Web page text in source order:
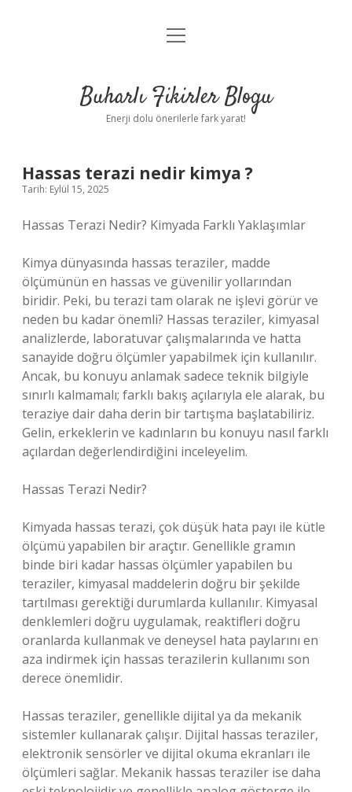
Anasayfa
Yasal Uyarı
menüyü
Buharlı Fikirler Blogu
Enerji dolu önerilerle fark yarat!
Hassas terazi nedir kimya ?
Tarih: Eylül 15, 2025
Hassas Terazi Nedir? Kimyada Farklı Yaklaşımlar
Kimya dünyasında hassas teraziler, madde
ölçümünün en hassas ve güvenilir yollarından
biridir. Peki, bu terazi tam olarak ne işlevi görür ve
neden bu kadar önemli? Hassas teraziler, kimyasal
analizlerde, laboratuvar çalışmalarında ve hatta
sanayide doğru ölçümler yapabilmek için kullanılır.
Ancak, bu konuyu anlamak sadece teknik bilgiyle
sınırlı kalmamalı; farklı bakış açılarıyla ele alarak, bu
teraziye dair daha derin bir tartışma başlatabiliriz.
Gelin, erkeklerin ve kadınların bu konuyu nasıl farklı
açılardan değerlendirdiğini inceleyelim.
Hassas Terazi Nedir?
Kimyada hassas terazi, çok düşük hata payı ile kütle
ölçümü yapabilen bir araçtır. Genellikle gramın
binde biri kadar hassas ölçümler yapabilen bu
teraziler, kimyasal maddelerin doğru bir şekilde
tartılması gerektiği durumlarda kullanılır. Kimyasal
denklemleri doğru uygulamak, reaktifleri doğru
oranlarda kullanmak ve deneysel hata paylarını en
aza indirmek için hassas terazilerin kullanımı son
derece önemlidir.
Hassas teraziler, genellikle dijital ya da mekanik
sistemler kullanarak çalışır. Dijital hassas teraziler,
elektronik sensörler ve dijital okuma ekranları ile
ölçümleri sağlar. Mekanik hassas teraziler ise daha